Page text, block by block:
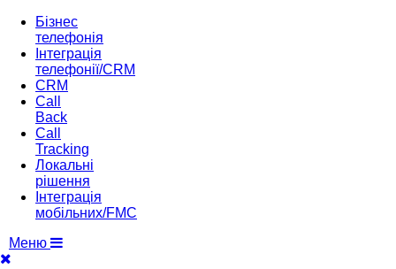
Бізнес
телефонія
Інтеграція
телефонії/CRM
CRM
Call
Back
Call
Tracking
Локальні
рішення
Інтеграція
мобільних/FMC
Меню